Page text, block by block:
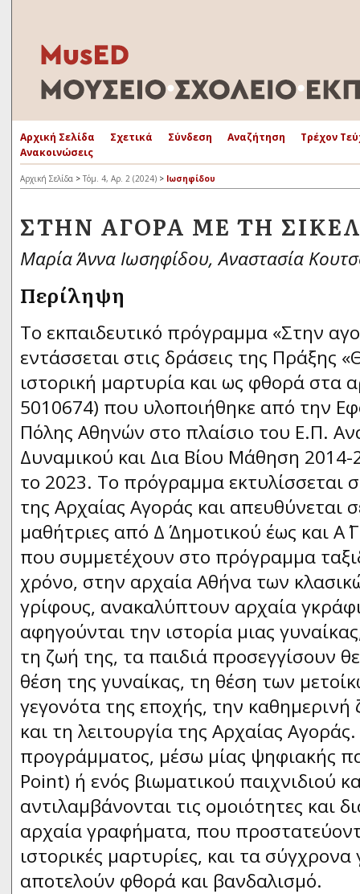
Αρχική Σελίδα Σχετικά Σύνδεση Αναζήτηση
Τρέχον
Ανακοινώσεις
Αρχική Σελίδα > Τόμ. 4, Αρ. 2 (2024) > Ιωσηφίδου
ΣΤΗΝ ΑΓΟΡΆ ΜΕ ΤΗ
Μαρία Άννα Ιωσηφίδου, Αναστασία
Περίληψη
Το εκπαιδευτικό πρόγραμμα «Στην
εντάσσεται στις δράσεις της Πράξης
ιστορική μαρτυρία και ως φθορά στα
5010674) που υλοποιήθηκε από την
Πόλης Αθηνών στο πλαίσιο του Ε.Π.
Δυναμικού και Δια Βίου Μάθηση
το 2023. Το πρόγραμμα εκτυλίσσεται
της Αρχαίας Αγοράς και απευθύνεται
μαθήτριες από Δ΄ Δημοτικού έως και
που συμμετέχουν στο πρόγραμμα
χρόνο, στην αρχαία Αθήνα των
γρίφους, ανακαλύπτουν αρχαία
αφηγούνται την ιστορία μιας
τη ζωή της, τα παιδιά προσεγγίσουν
θέση της γυναίκας, τη θέση των
γεγονότα της εποχής, την
και τη λειτουργία της Αρχαίας
προγράμματος, μέσω μίας ψηφιακής
Point) ή ενός βιωματικού παιχνιδιού
αντιλαμβάνονται τις ομοιότητες και
αρχαία γραφήματα, που
ιστορικές μαρτυρίες, και τα
αποτελούν φθορά και βανδαλισμό.